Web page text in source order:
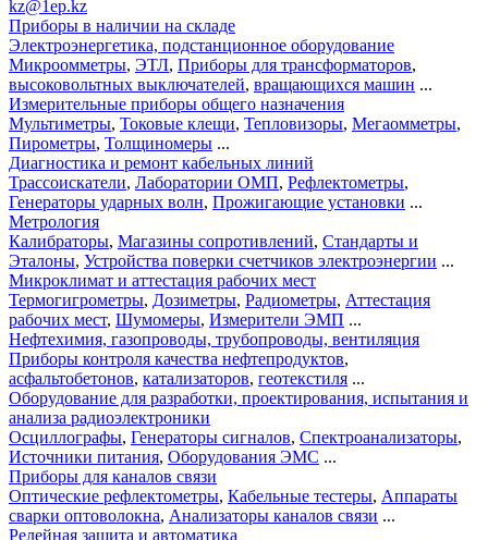
kz@1ep.kz
Приборы в наличии на складе
Электроэнергетика, подстанционное оборудование
Микроомметры, ЭТЛ, Приборы для трансформаторов,
высоковольтных выключателей, вращающихся машин ...
Измерительные приборы общего назначения
Мультиметры, Токовые клещи, Тепловизоры, Мегаомметры,
Пирометры, Толщиномеры ...
Диагностика и ремонт кабельных линий
Трассоискатели, Лаборатории ОМП, Рефлектометры,
Генераторы ударных волн, Прожигающие установки ...
Метрология
Калибраторы, Магазины сопротивлений, Стандарты и
Эталоны, Устройства поверки счетчиков электроэнергии ...
Микроклимат и аттестация рабочих мест
Термогигрометры, Дозиметры, Радиометры, Аттестация
рабочих мест, Шумомеры, Измерители ЭМП ...
Нефтехимия, газопроводы, трубопроводы, вентиляция
Приборы контроля качества нефтепродуктов,
асфальтобетонов, катализаторов, геотекстиля ...
Оборудование для разработки, проектирования, испытания и
анализа радиоэлектроники
Осциллографы, Генераторы сигналов, Спектроанализаторы,
Источники питания, Оборудования ЭМС ...
Приборы для каналов связи
Оптические рефлектометры, Кабельные тестеры, Аппараты
сварки оптоволокна, Анализаторы каналов связи ...
Релейная защита и автоматика